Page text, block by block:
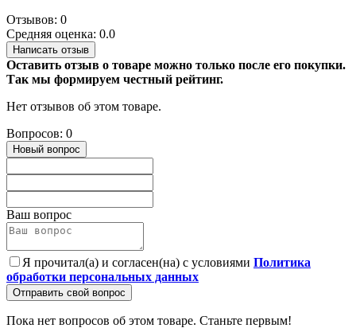
Отзывов: 0
Средняя оценка: 0.0
Написать отзыв
Оставить отзыв о товаре можно только после его покупки.
Так мы формируем честный рейтинг.
Нет отзывов об этом товаре.
Вопросов: 0
Новый вопрос
Ваш вопрос
Я прочитал(а) и согласен(на) с условиями Политика
обработки персональных данных
Отправить свой вопрос
Пока нет вопросов об этом товаре. Станьте первым!